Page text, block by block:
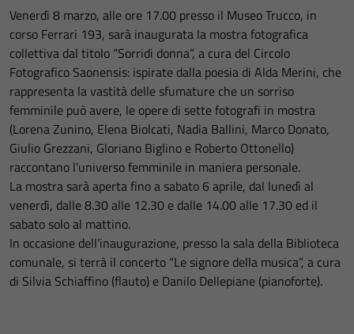
Venerdì 8 marzo, alle ore 17.00 presso il Museo Trucco, in
corso Ferrari 193, sarà inaugurata la mostra fotografica
collettiva dal titolo “Sorridi donna”, a cura del Circolo
Fotografico Saonensis: ispirate dalla poesia di Alda Merini, che
rappresenta la vastità delle sfumature che un sorriso
femminile può avere, le opere di sette fotografi in mostra
(Lorena Zunino, Elena Biolcati, Nadia Ballini, Marco Donato,
Giulio Grezzani, Gloriano Biglino e Roberto Ottonello)
raccontano l’universo femminile in maniera personale.
La mostra sarà aperta fino a sabato 6 aprile, dal lunedì al
venerdì, dalle 8.30 alle 12.30 e dalle 14.00 alle 17.30 ed il
sabato solo al mattino.
In occasione dell’inaugurazione, presso la sala della Biblioteca
comunale, si terrà il concerto “Le signore della musica”, a cura
di Silvia Schiaffino (flauto) e Danilo Dellepiane (pianoforte).